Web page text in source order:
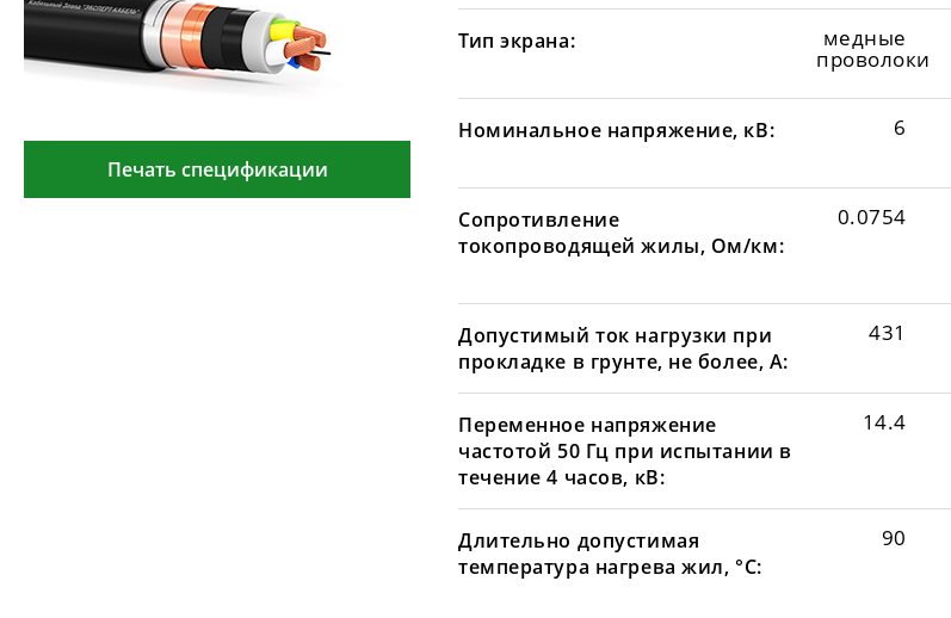
Печать спецификации
Тип экрана: медные
проволоки
Номинальное напряжение, кВ: 6
Сопротивление
токопроводящей жилы, Ом/км:
0.0754
Допустимый ток нагрузки при
прокладке в грунте, не более, А:
431
Переменное напряжение
частотой 50 Гц при испытании в
течение 4 часов, кВ:
14.4
Длительно допустимая
температура нагрева жил, °С:
90